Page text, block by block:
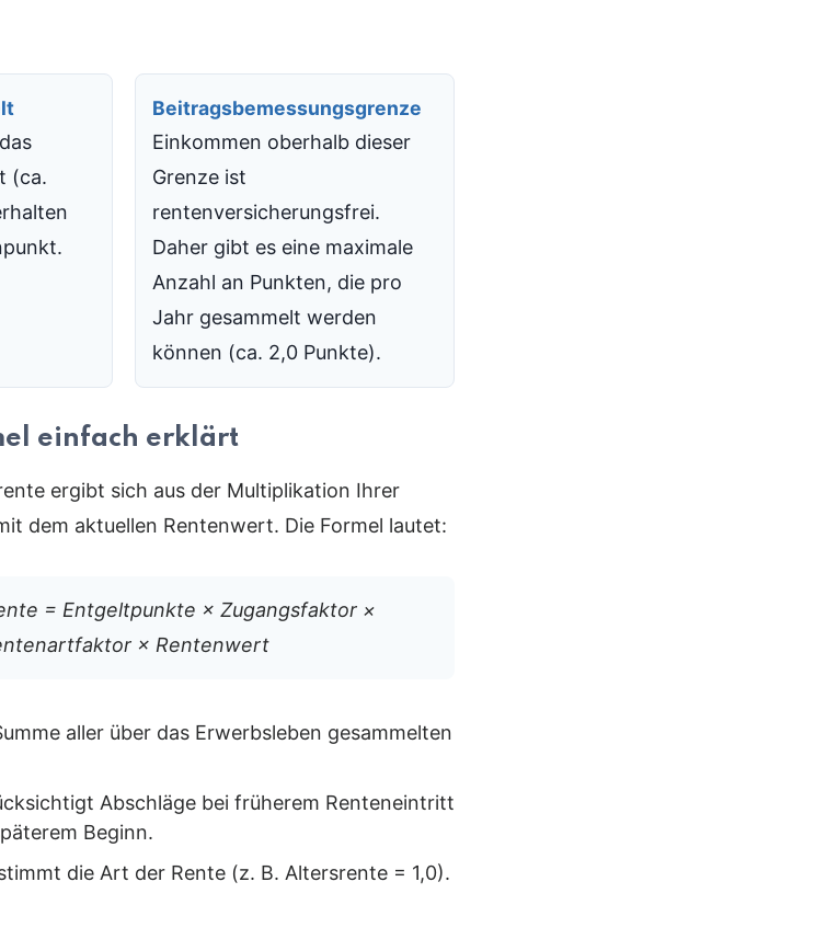
(ca.
Beitragsbemessungsgrenze
Einkommen oberhalb dieser
Grenze ist
rentenversicherungsfrei.
Daher gibt es eine maximale
Anzahl an Punkten, die pro
Jahr gesammelt werden
können (ca. 2,0 Punkte).
einfach erklärt
ergibt sich aus der Multiplikation Ihrer
dem aktuellen Rentenwert. Die Formel lautet:
= Entgeltpunkte × Zugangsfaktor ×
× Rentenwert
aller über das Erwerbsleben gesammelten
Abschläge bei früherem Renteneintritt
Beginn.
die Art der Rente (z. B. Altersrente = 1,0).